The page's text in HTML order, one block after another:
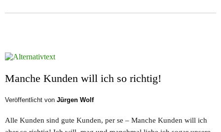
Manche Kunden will ich so richtig!
Veröffentlicht von Jürgen Wolf
Alle Kunden sind gute Kunden, per se – Manche Kunden will ich